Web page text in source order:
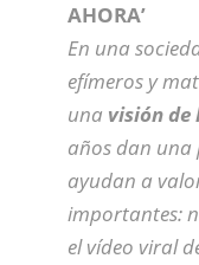
AHORA’
En una
efímeros y
una visión de
años dan
ayudan a
importantes:
el vídeo viral